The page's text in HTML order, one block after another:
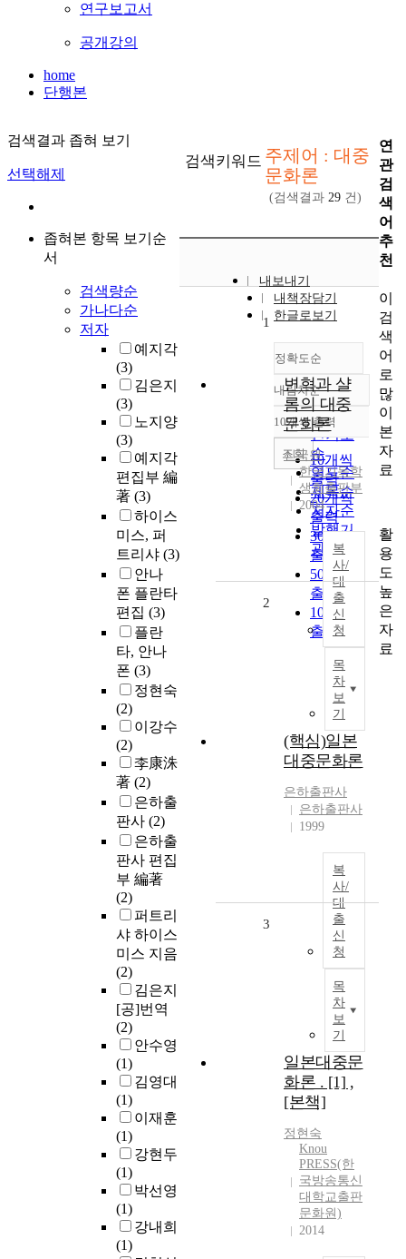
연구보고서
공개강의
home
단행본
검색결과 좁혀 보기
선택해제
좁혀본 항목 보기순
서
검색량순
가나다순
저자
예지각
(3)
김은지
(3)
노지양
(3)
예지각
편집부 編
著 (3)
하이스
미스, 퍼
트리샤 (3)
안나
폰 플란타
편집 (3)
플란
타, 안나
폰 (3)
정현숙
(2)
이강수
(2)
李康洙
著 (2)
은하출
판사 (2)
은하출
판사 편집
부 編著
(2)
퍼트리
샤 하이스
미스 지음
(2)
김은지
[공]번역
(2)
안수영
(1)
김영대
(1)
이재훈
(1)
강현두
(1)
박선영
(1)
강내희
(1)
검색키워드 주제어 : 대중
문화론
(검색결과 29 건)
내보내기
내책장담기
한글로보기
정확도순
정확도
순
인기도
순
연도순
제목순
저자순
발행기
관순
내림차순
내림차순
10개씩 출력
10개씩
출력
20개씩
출력
30개씩
출력
50개씩
출력
100개씩
출력
조회
1
변혁과 샬
롬의 대중
문화론
신국원
한국기독학
생회출판부
2004
복
사/
대
출
신
청
목
차
보
기
2
(핵심)일본
대중문화론
은하출판사
은하출판사
1999
복
사/
대
출
신
청
목
차
보
기
3
일본대중문
화론 . [1] ,
[본책]
정현숙
Knou
PRESS(한
국방송통신
대학교출판
문화원)
2014
연
관
검
색
어
추
천
이
검
색
어
로
많
이
본
자
료
활
용
도
높
은
자
료